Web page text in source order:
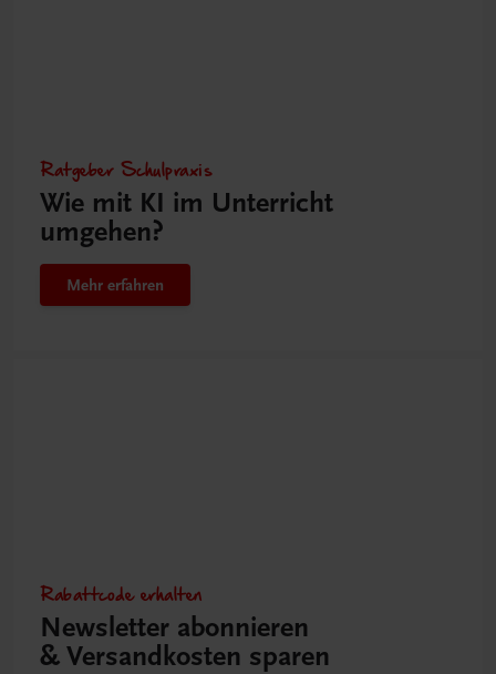
Ratgeber Schulpraxis
Wie mit KI im Unterricht
umgehen?
Mehr erfahren
Rabattcode erhalten
Newsletter abonnieren
& Versandkosten sparen